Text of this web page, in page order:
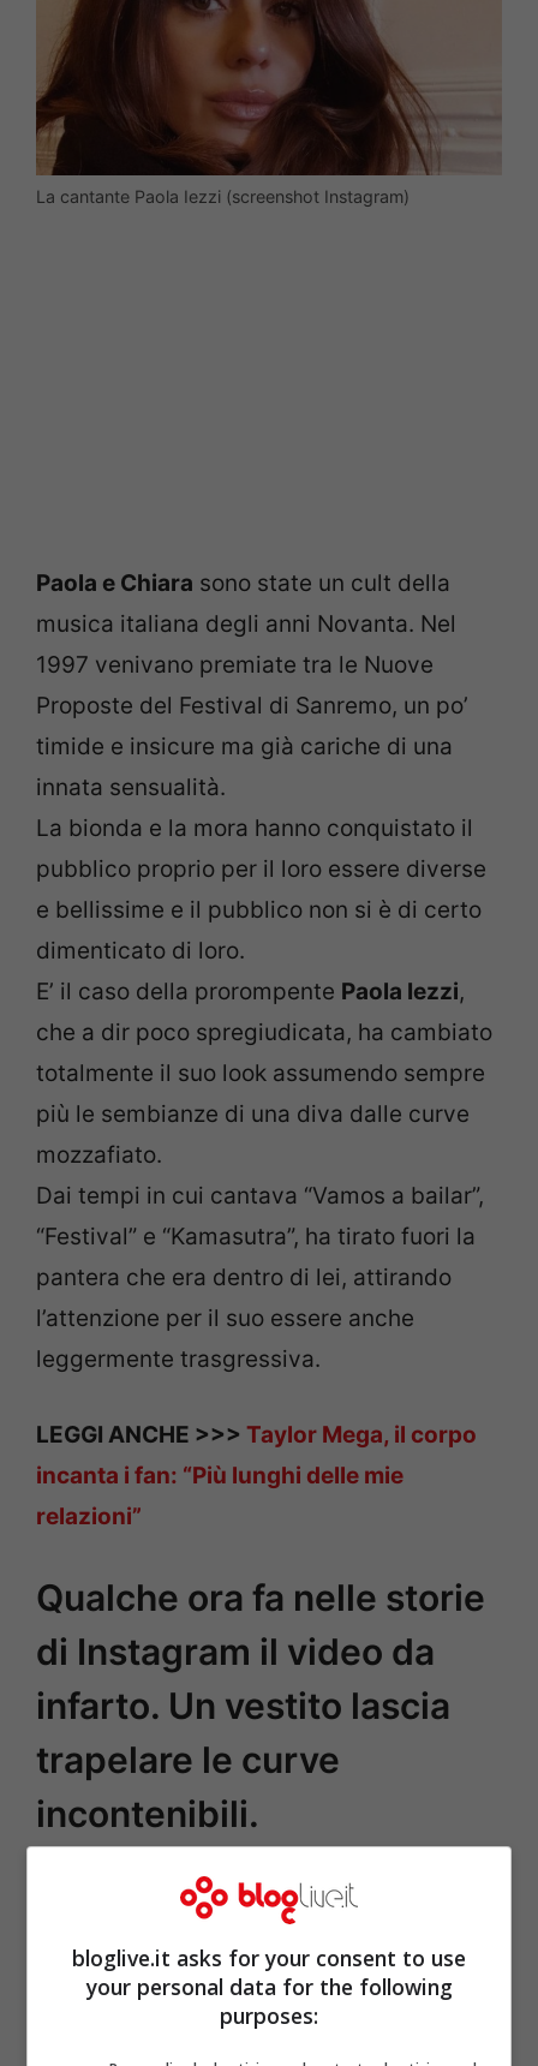
La cantante Paola Iezzi (screenshot Instagram)
Paola e Chiara sono state un cult della
musica italiana degli anni Novanta. Nel
1997 venivano premiate tra le Nuove
Proposte del Festival di Sanremo, un po’
timide e insicure ma già cariche di una
innata sensualità.
La bionda e la mora hanno conquistato il
pubblico proprio per il loro essere diverse
e bellissime e il pubblico non si è di certo
dimenticato di loro.
E’ il caso della prorompente Paola Iezzi,
che a dir poco spregiudicata, ha cambiato
totalmente il suo look assumendo sempre
più le sembianze di una diva dalle curve
mozzafiato.
Dai tempi in cui cantava “Vamos a bailar”,
“Festival” e “Kamasutra”, ha tirato fuori la
pantera che era dentro di lei, attirando
l’attenzione per il suo essere anche
leggermente trasgressiva.
LEGGI ANCHE >>> Taylor Mega, il corpo
incanta i fan: “Più lunghi delle mie
relazioni”
Qualche ora fa nelle storie
di Instagram il video da
infarto. Un vestito lascia
trapelare le curve
incontenibili.
bloglive.it asks for your consent to use
your personal data for the following
purposes: